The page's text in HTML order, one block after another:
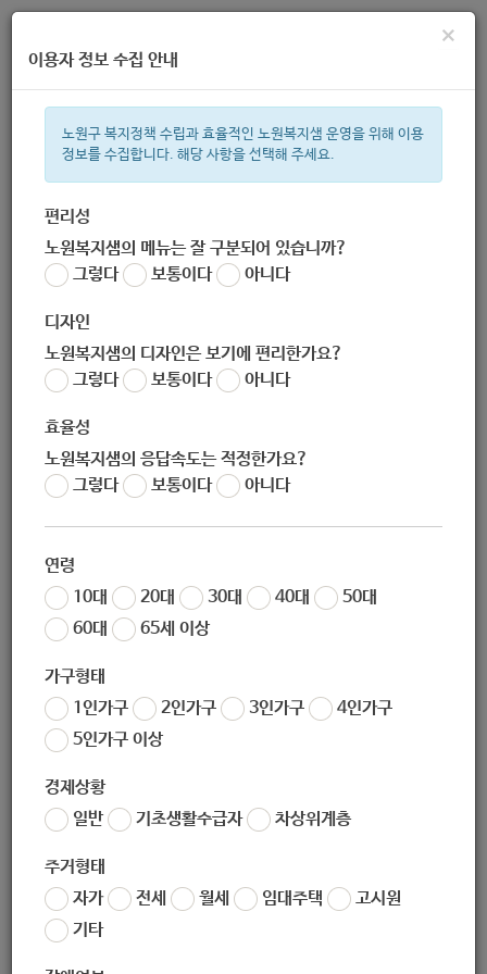
주간 인기검색어
한눈으로 보는 복지 정보
×
이용자 정보 수집 안내
노원구 복지정책 수립과 효율적인 노원복지샘 운영을 위해 이용
정보를 수집합니다. 해당 사항을 선택해 주세요.
편리성
노원복지샘의 메뉴는 잘 구분되어 있습니까?
그렇다
보통이다 아니다
디자인
노원복지샘의 디자인은 보기에 편리한가요?
그렇다
보통이다 아니다
효율성
노원복지샘의 응답속도는 적정한가요?
그렇다
보통이다 아니다
연령
10대
20대 30대 40대
50대
60대
65세 이상
가구형태
1인가구
2인가구 3인가구
4인가구
5인가구 이상
경제상황
일반
기초생활수급자 차상위계층
주거형태
자가
전세 월세 임대주택
고시원
기타
[서울시립북부장애인종합복지관] '같이의 가치'시즌2 추가 모집
(-8.14)
작성자 노원 복지샘
작성일 2020-07-22 17:36
좋아요0 싫어요
목록보기